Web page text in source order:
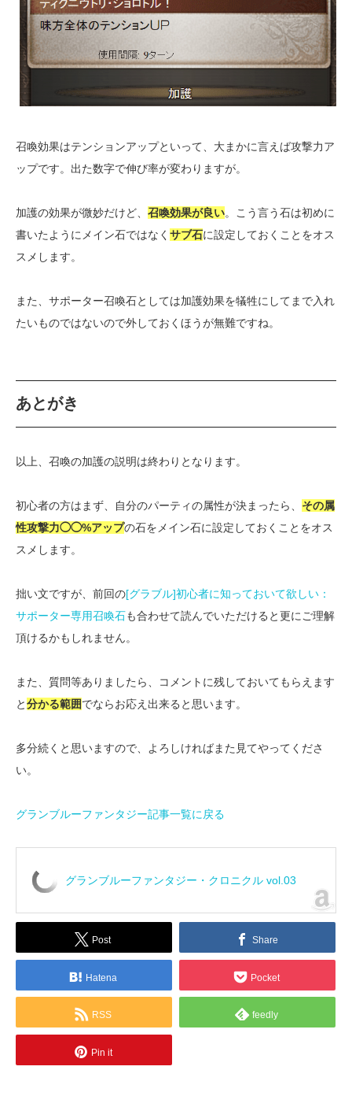
召喚効果はテンションアップといって、大まかに言えば攻撃力ア
ップです。出た数字で伸び率が変わりますが。
加護の効果が微妙だけど、 召喚効果が良い。こう言う石は初めに
書いたようにメイン石ではなく サブ石に設定しておくことをオス
スメします。
また、サポーター召喚石としては加護効果を犠牲にしてまで入れ
たいものではないので外しておくほうが無難ですね。
あとがき
以上、召喚の加護の説明は終わりとなります。
初心者の方はまず、自分のパーティの属性が決まったら、 その属
性攻撃力◯◯%アップの石をメイン石に設定しておくことをオス
スメします。
拙い文ですが、前回の[グラブル]初心者に知っておいて欲しい：
サポーター専用召喚石も合わせて読んでいただけると更にご理解
頂けるかもしれません。
また、質問等ありましたら、コメントに残しておいてもらえます
と分かる範囲でならお応え出来ると思います。
多分続くと思いますので、よろしければまた見てやってくださ
い。
グランブルーファンタジー記事一覧に戻る
グランブルーファンタジー・クロニクル vol.03
Post Share
Hatena Pocket
RSS feedly
Pin it